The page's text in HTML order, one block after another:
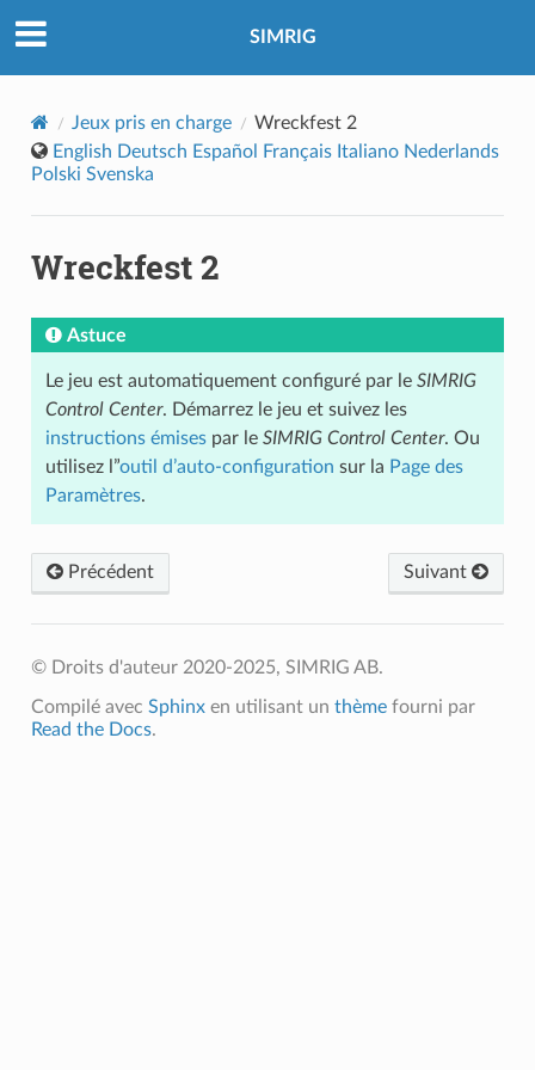
SIMRIG
Jeux pris en charge
Wreckfest 2
English Deutsch Español Français Italiano Nederlands
Polski Svenska
Wreckfest 2
Astuce
Le jeu est automatiquement configuré par le SIMRIG
Control Center. Démarrez le jeu et suivez les
instructions émisespar le SIMRIG Control Center. Ou
utilisez l”outil d’auto-configuration sur la Page des
Paramètres.
Précédent Suivant
© Droits d'auteur 2020-2025, SIMRIG AB.
Compilé avec Sphinxen utilisant un thèmefourni par
Read the Docs.